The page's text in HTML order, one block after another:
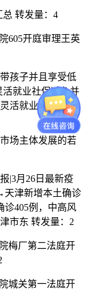
转发量：4
605开庭审理王英
孩子并且享受低
活就业社保减免并
活就业 转发量：
场主体发展的若
|3月26日最新疫
天津新增本土确诊
诊405例，中高风
市东 转发量：2
梅厂第二法庭开
城关第一法庭开